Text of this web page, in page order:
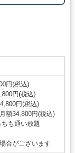
円(税込)
円(税込)
円(税込)
額34,800円(税込)
も通い放題
合がございます